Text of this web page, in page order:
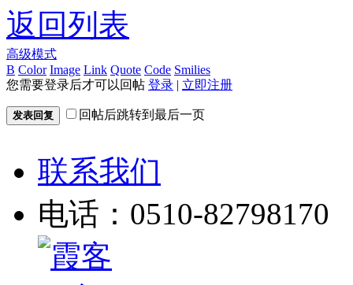
返回列表
高级模式
B Color Image Link Quote Code Smilies
您需要登录后才可以回帖 登录 | 立即注册
发表回复 回帖后跳转到最后一页
联系我们
电话：0510-82798170